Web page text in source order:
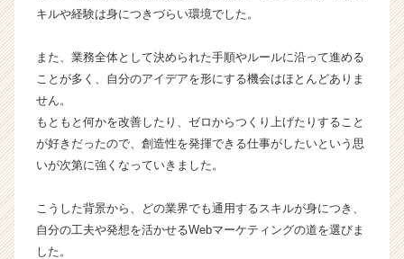
活
ト
チ
キ
ャ
リ
h
e
キルや経験は身につきづらい環境でした。
また、業務全体として決められた手順やルールに沿って進める
ことが多く、自分のアイデアを形にする機会はほとんどありま
せん。
もともと何かを改善したり、ゼロからつくり上げたりすること
が好きだったので、創造性を発揮できる仕事がしたいという思
いが次第に強くなっていきました。
こうした背景から、どの業界でも通用するスキルが身につき、
自分の工夫や発想を活かせるWebマーケティングの道を選びま
した。